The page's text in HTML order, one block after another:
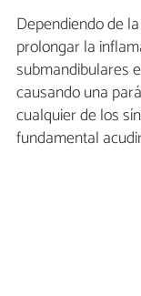
Dependiendo de
prolongar la
submandibulares
causando una
cualquier de los
fundamental